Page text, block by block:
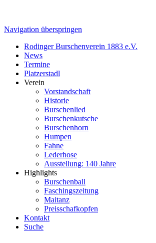
Navigation überspringen
Rodinger Burschenverein 1883 e.V.
News
Termine
Platzerstadl
Verein
Vorstandschaft
Historie
Burschenlied
Burschenkutsche
Burschenhorn
Humpen
Fahne
Lederhose
Ausstellung: 140 Jahre
Highlights
Burschenball
Faschingszeitung
Maitanz
Preisschafkopfen
Kontakt
Suche